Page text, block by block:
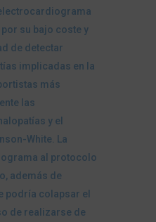
su bajo coste y
de detectar
implicadas en la
más
las
y el
White. La
al protocolo
además de
podría colapsar el
de realizarse de